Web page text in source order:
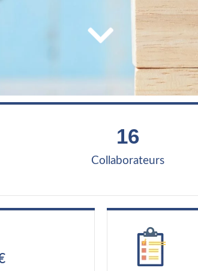
Collaborateurs
16